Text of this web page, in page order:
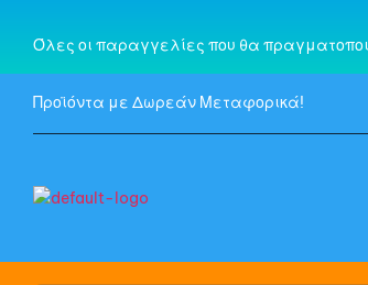
Όλες οι παραγγελίες που θα
Προϊόντα με Δωρεάν Μεταφορικά!